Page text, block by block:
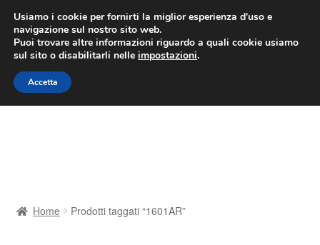
CONSEGNA da 7 EUR
Lun-Ven 9:00 - 16:00/800 580 290
Vai
alla
navigazione
Vai
al
contenuto
Home Prodotti taggati “1601AR”
Usiamo i cookie per fornirti la miglior esperienza d'uso e
navigazione sul nostro sito web.
Puoi trovare altre informazioni riguardo a quali cookie usiamo
sul sito o disabilitarli nelle impostazioni.
Accetta